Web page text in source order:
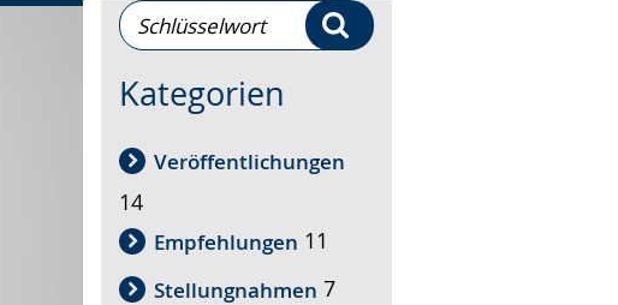
Schlüsselwort-
Suche
Suchen
Kategorien
Veröffentlichungen
14
Empfehlungen 11
Stellungnahmen 7